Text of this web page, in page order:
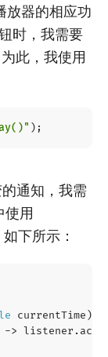
放器的相应功
时，我需要
此，我使用
);
通知，我需
使用
下所示：
currentTime )
-> listener .